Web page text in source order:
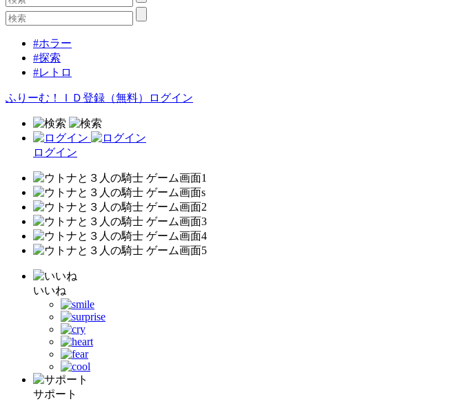
#ホラー
#探索
#レトロ
ふりーむ！ＩＤ登録（無料） ログイン
ログイン
いいね
サポート